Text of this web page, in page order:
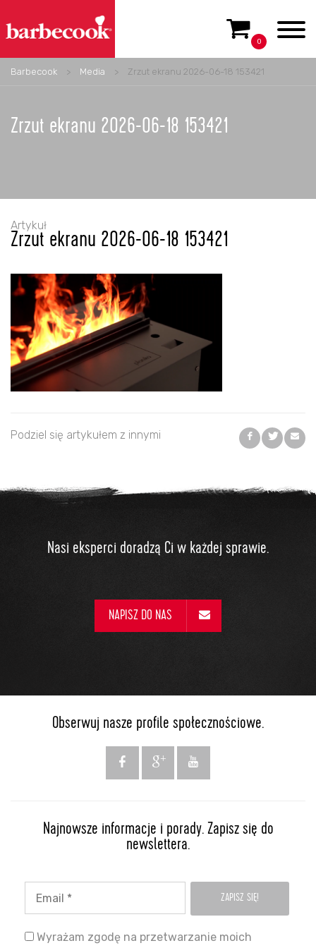
0
Barbecook > Media > Zrzut ekranu 2026-06-18 153421
Zrzut ekranu 2026-06-18 153421
Artykuł
Zrzut ekranu 2026-06-18 153421
Podziel się artykułem z innymi
Nasi eksperci doradzą Ci w każdej sprawie.
NAPISZ DO NAS
Obserwuj nasze profile społecznościowe.
Najnowsze informacje i porady. Zapisz się do
newslettera.
Wyrażam zgodę na przetwarzanie moich